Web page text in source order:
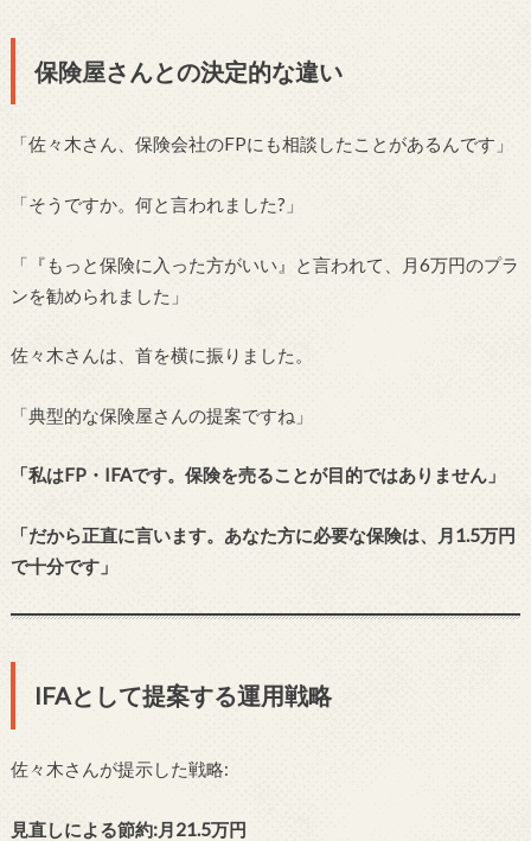
保険屋さんとの決定的な違い
「佐々木さん、保険会社のFPにも相談したことがあるんです」
「そうですか。何と言われました?」
「『もっと保険に入った方がいい』と言われて、月6万円のプラ
ンを勧められました」
佐々木さんは、首を横に振りました。
「典型的な保険屋さんの提案ですね」
「私はFP・IFAです。保険を売ることが目的ではありません」
「だから正直に言います。あなた方に必要な保険は、月1.5万円
で十分です」
IFAとして提案する運用戦略
佐々木さんが提示した戦略:
見直しによる節約:月21.5万円